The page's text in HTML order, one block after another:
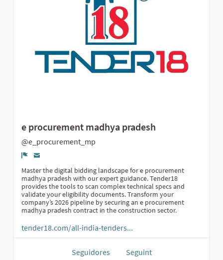
e procurement madhya pradesh
@e_procurement_mp
Denúncia
Master the digital bidding landscape for e procurement
madhya pradesh with our expert guidance. Tender18
provides the tools to scan complex technical specs and
validate your eligibility documents. Transform your
company’s 2026 pipeline by securing an e procurement
madhya pradesh contract in the construction sector.
tender18.com/all-india-tenders...
Seguidores Seguint